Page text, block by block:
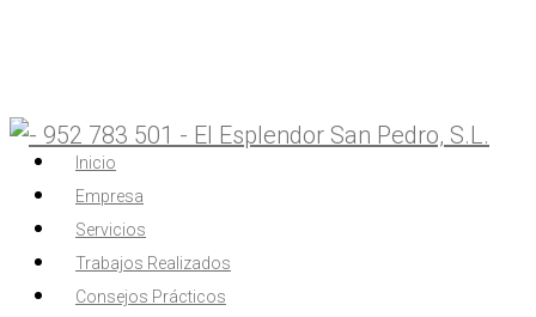
Inicio
Empresa
Servicios
Trabajos Realizados
Consejos Prácticos